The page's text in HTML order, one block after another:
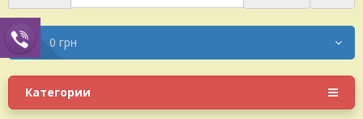
0 грн
Категории